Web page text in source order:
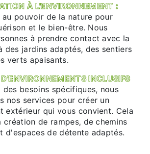
À L'ENVIRONNEMENT :
au pouvoir de la nature pour
et le bien-être. Nous
à prendre contact avec la
des jardins adaptés, des sentiers
verts apaisants.
INCLUSIFS
des besoins spécifiques, nous
nos services pour créer un
extérieur qui vous convient. Cela
création de rampes, de chemins
d'espaces de détente adaptés.